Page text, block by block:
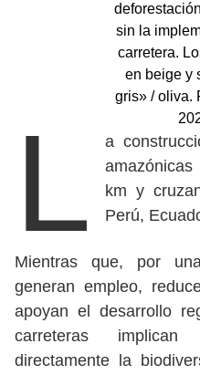
sin la
carretera.
en beige y
gris» / oliva.
L
a
km y
Perú,
Mientras que, por
generan empleo,
apoyan el desarrollo
carreteras implican
directamente la